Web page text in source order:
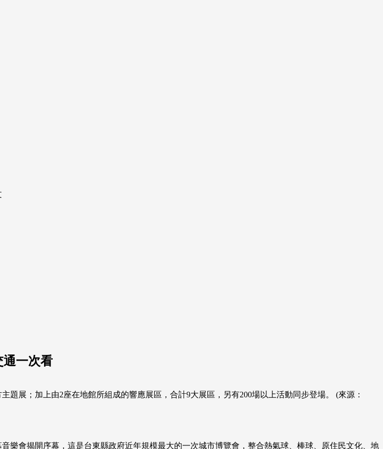
通一次看
題展；加上由2座在地館所組成的響應展區，合計9大展區，另有200場以上活動同步登場。 (來源：
樂會揭開序幕，這是台東縣政府近年規模最大的一次城市博覽會，整合熱氣球、棒球、原住民文化、地